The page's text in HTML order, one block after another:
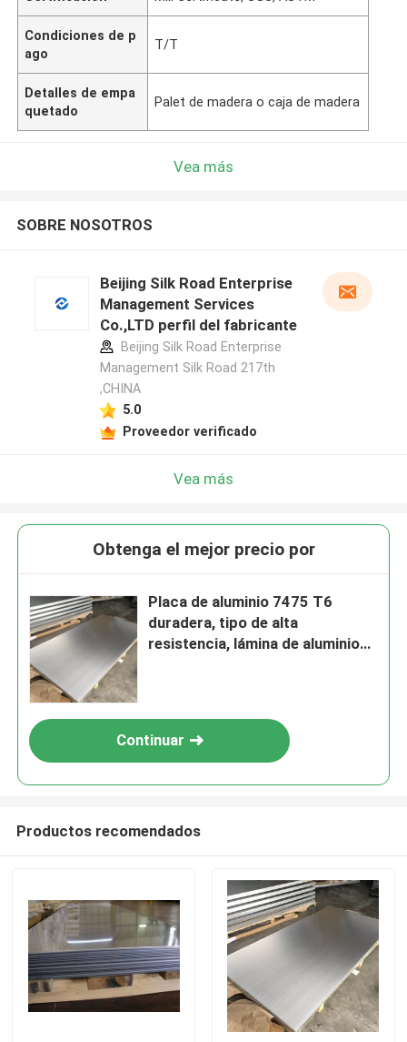
Condiciones de p
ago
T/T
Detalles de empa
quetado
Palet de madera o caja de madera
Vea más
SOBRE NOSOTROS
Beijing Silk Road Enterprise
Management Services
Co.,LTD perfil del fabricante
Beijing Silk Road Enterprise
Management Silk Road 217th
,CHINA
5.0
Proveedor verificado
Vea más
Obtenga el mejor precio por
Placa de aluminio 7475 T6
duradera, tipo de alta
resistencia, lámina de aluminio
Continuar
Productos recomendados